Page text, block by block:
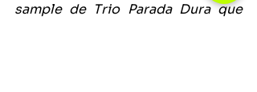
sample de Trio Parada Dura que